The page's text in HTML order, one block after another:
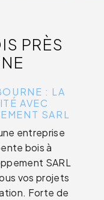
PRÈS
: LA
AVEC
SARL
entreprise
bois à
SARL
vos projets
Forte de